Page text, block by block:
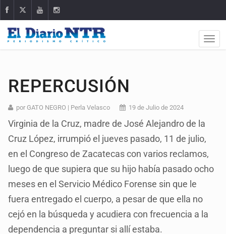
REPERCUSIÓN
por GATO NEGRO | Perla Velasco 19 de Julio de 2024
Virginia de la Cruz, madre de José Alejandro de la
Cruz López, irrumpió el jueves pasado, 11 de julio,
en el Congreso de Zacatecas con varios reclamos,
luego de que supiera que su hijo había pasado ocho
meses en el Servicio Médico Forense sin que le
fuera entregado el cuerpo, a pesar de que ella no
cejó en la búsqueda y acudiera con frecuencia a la
dependencia a preguntar si allí estaba.